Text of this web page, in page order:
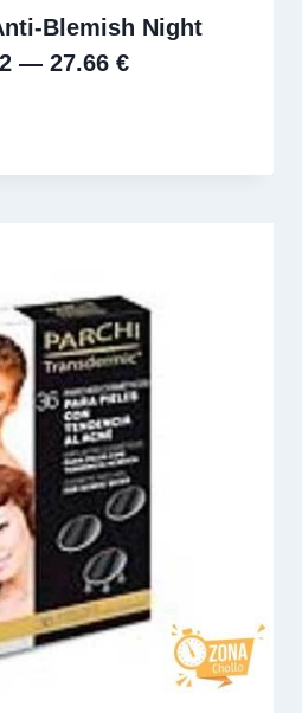
Blemish Night
— 27.66 €